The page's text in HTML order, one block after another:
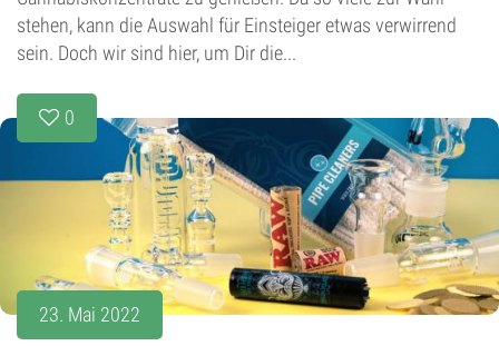
stehen, kann die Auswahl für Einsteiger etwas verwirrend
sein. Doch wir sind hier, um Dir die...
0
23. Mai 2022